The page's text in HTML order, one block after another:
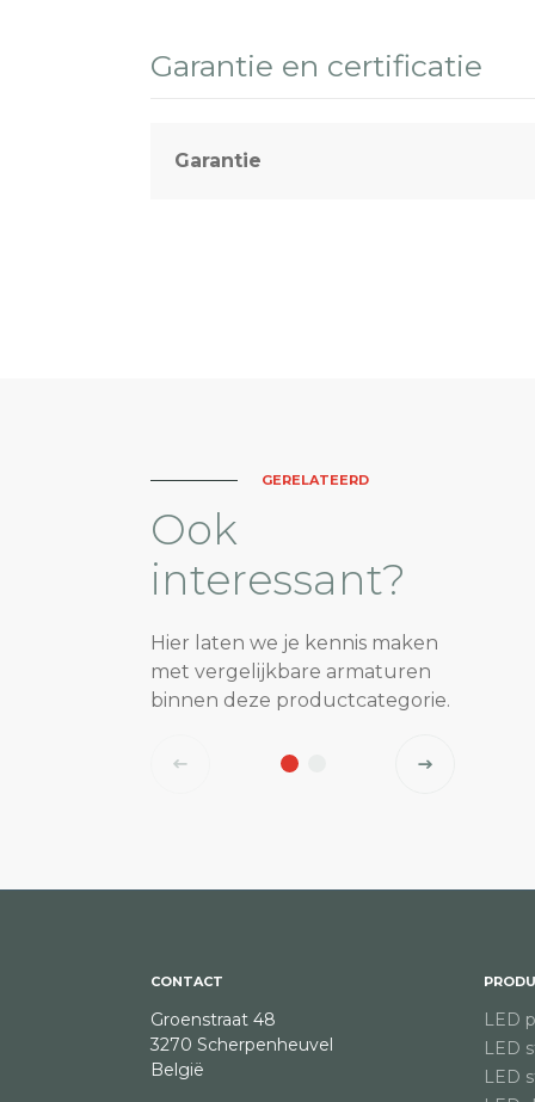
Garantie en certificatie
Garantie
GERELATEERD
Ook
interessant?
Hier laten we je kennis maken
met vergelijkbare armaturen
binnen deze productcategorie.
CONTACT
Groenstraat 48
3270 Scherpenheuvel
België
LED
LED
LED